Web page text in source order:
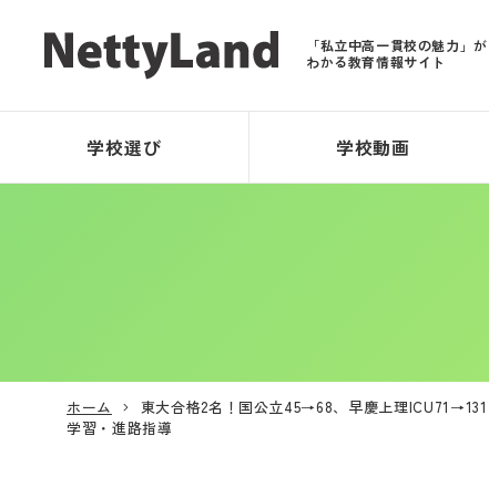
「私立中高一貫校の魅力」が
わかる教育情報サイト
学校選び 学校動画
ホーム 東大合格2名！国公立45→68、早慶上理
学習・進路指導